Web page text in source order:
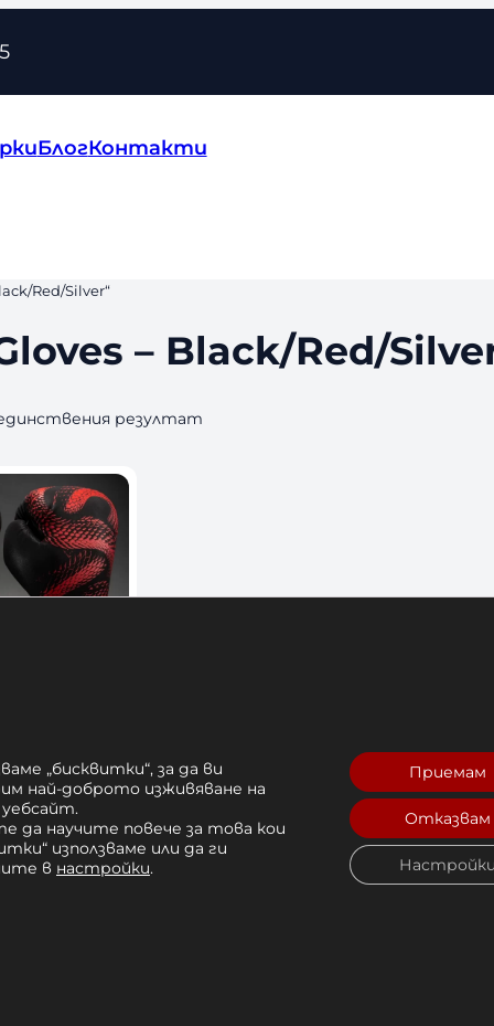
БлогКонтакти
Red/Silver“
– Black/Red/
резултат
–
лв.
Купи
| 16 OZ
„бисквитки“, за да ви
най-доброто изживяване на
да научите повече за това кои
използваме или да ги
в настройки.
Приемам
Отказвам